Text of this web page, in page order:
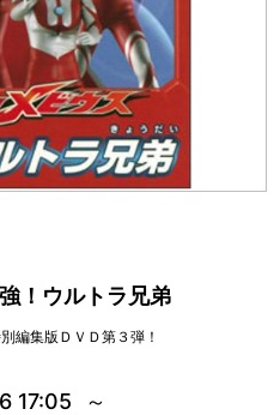
！ウルトラ兄弟
編集版ＤＶＤ第３弾！
17:05